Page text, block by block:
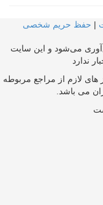
| حفظ حریم شخصی
می‌شود و این سایت
ندارد
لازم از مراجع مربوطه
می باشد.